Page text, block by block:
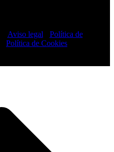
Aviso legal
Política de
Política de Cookies